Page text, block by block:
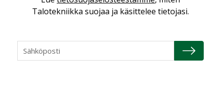
Jarno Hacklin Cervin yrityskaupasta:
saman katon alle”
AJANKOHTAISTA
Talotekniikka suojaa ja käsittelee tietojasi.